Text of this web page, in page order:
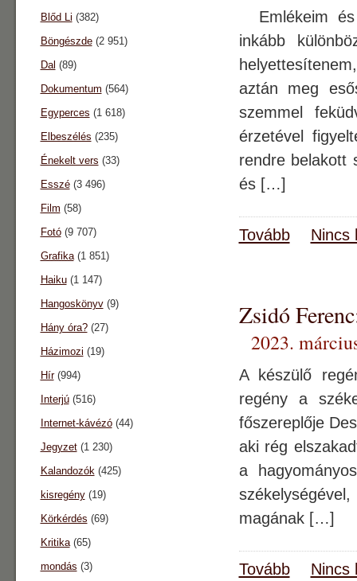
Emlékeim és
inkább
aztán meg
szemmel
érzetével
rendre belakott
és […]
Tovább Nincs
Zsidó
2023.
A készülő
regény a
főszereplője
aki rég
a
magának […]
Tovább Nincs
Blőd Li (382)
Böngészde(2 951)
Dal (89)
Dokumentum (564)
Egyperces (1 618)
Elbeszélés (235)
Énekelt vers (33)
Esszé(3 496)
Film (58)
Fotó(9 707)
Grafika(1 851)
Haiku(1 147)
Hangoskönyv(9)
Hány óra?(27)
Házimozi (19)
Hír(994)
Interjú(516)
Internet-kávézó(44)
Jegyzet(1 230)
Kalandozók(425)
kisregény(19)
Körkérdés (69)
Kritika(65)
mondás (3)